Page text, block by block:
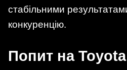
стабільними
конкуренцію.
Попит на